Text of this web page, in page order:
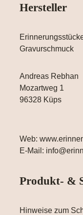
Hersteller
Gravurschmuck
Andreas Rebhan
Mozartweg 1
96328 Küps
Web:
E-Mail:
Produkt- &
Hinweise zum